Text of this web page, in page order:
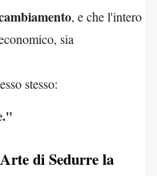
, e che l'intero
sia
stesso:
di Sedurre la